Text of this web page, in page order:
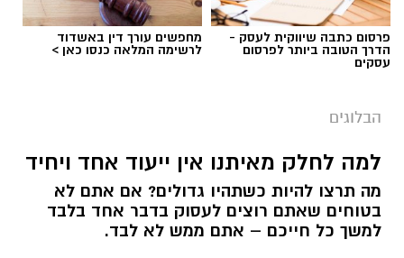
פרסום כתבה שיווקית לעסק -
הדרך הטובה ביותר לפרסום
עסקים
מחפשים עורך דין באשדוד
לרשימה המלאה כנסו כאן >
הבלוגים
למה לחלק מאיתנו אין ייעוד אחד ויחיד
מה תרצו להיות כשתהיו גדולים? אם אתם לא
בטוחים שאתם רוצים לעסוק בדבר אחד בלבד
למשך כל חייכם – אתם ממש לא לבד.